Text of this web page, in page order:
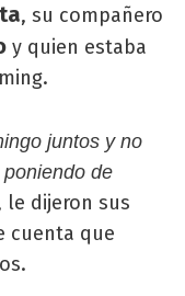
, su compañero
y quien estaba
juntos y no
de
le dijeron sus
cuenta que